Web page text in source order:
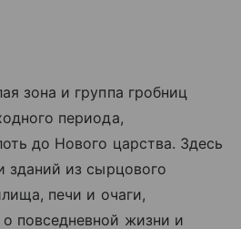
зона и группа гробниц
периода,
до Нового царства. Здесь
зданий из сырцового
печи и очаги,
повседневной жизни и